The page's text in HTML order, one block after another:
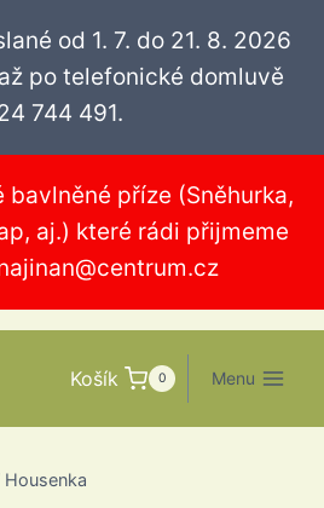
od 1. 7. do 21. 8. 2026
po telefonické domluvě
744 491.
bavlněné příze (Sněhurka,
aj.) které rádi přijmeme
Košík 0 Menu
Housenka